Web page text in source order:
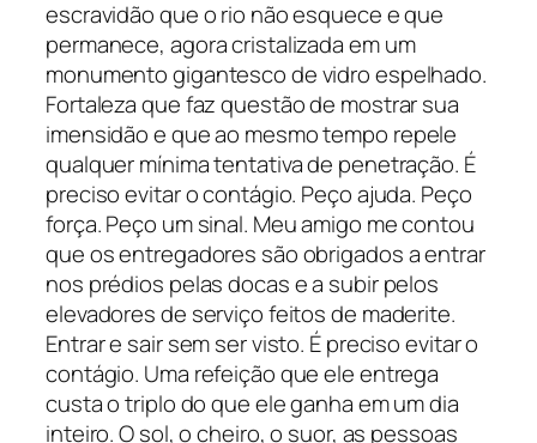
escravidão que o rio não esquece e que
permanece, agora cristalizada em um
monumento gigantesco de vidro espelhado.
Fortaleza que faz questão de mostrar sua
imensidão e que ao mesmo tempo repele
qualquer mínima tentativa de penetração. É
preciso evitar o contágio. Peço ajuda. Peço
força. Peço um sinal. Meu amigo me contou
que os entregadores são obrigados a entrar
nos prédios pelas docas e a subir pelos
elevadores de serviço feitos de maderite.
Entrar e sair sem ser visto. É preciso evitar o
contágio. Uma refeição que ele entrega
custa o triplo do que ele ganha em um dia
inteiro. O sol, o cheiro, o suor, as pessoas